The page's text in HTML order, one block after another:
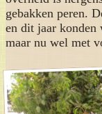
gebakken peren.
en dit jaar konden
maar nu wel met